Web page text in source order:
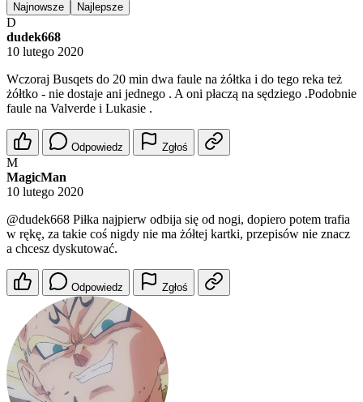
Najnowsze Najlepsze
D
dudek668
10 lutego 2020
Wczoraj Busqets do 20 min dwa faule na żółtka i do tego reka też
żółtko - nie dostaje ani jednego . A oni płaczą na sędziego .Podobnie
faule na Valverde i Lukasie .
Odpowiedz Zgłoś
M
MagicMan
10 lutego 2020
@dudek668 Piłka najpierw odbija się od nogi, dopiero potem trafia
w rękę, za takie coś nigdy nie ma żółtej kartki, przepisów nie znacz
a chcesz dyskutować.
Odpowiedz Zgłoś